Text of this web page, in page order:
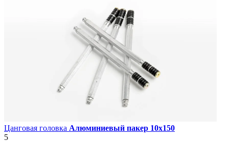
Цанговая головка Алюминиевый пакер 10х150
5